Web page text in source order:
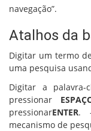
navegação”.
Atalhos da
Digitar um termo
uma pesquisa
Digitar a palavra-
pressionar
pressionarENTER.
mecanismo de